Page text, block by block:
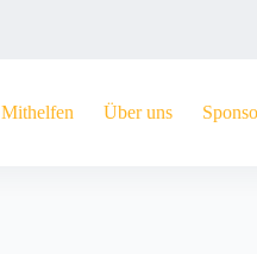
Mithelfen Über uns